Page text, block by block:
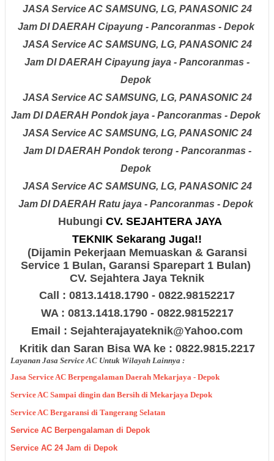
JASA Service AC SAMSUNG, LG, PANASONIC 24
Jam DI DAERAH Cipayung - Pancoranmas - Depok
JASA Service AC SAMSUNG, LG, PANASONIC 24
Jam DI DAERAH Cipayung jaya - Pancoranmas -
Depok
JASA Service AC SAMSUNG, LG, PANASONIC 24
Jam DI DAERAH Pondok jaya - Pancoranmas - Depok
JASA Service AC SAMSUNG, LG, PANASONIC 24
Jam DI DAERAH Pondok terong - Pancoranmas -
Depok
JASA Service AC SAMSUNG, LG, PANASONIC 24
Jam DI DAERAH Ratu jaya - Pancoranmas - Depok
Hubungi CV. SEJAHTERA JAYA
TEKNIK Sekarang Juga!!
(Dijamin Pekerjaan Memuaskan & Garansi
Service 1 Bulan, Garansi Sparepart 1 Bulan)
CV. Sejahtera Jaya Teknik
Call : 0813.1418.1790 - 0822.98152217
WA : 0813.1418.1790 - 0822.98152217
Email : Sejahterajayateknik@Yahoo.com
Kritik dan Saran Bisa WA ke : 0822.9815.2217
Layanan Jasa Service AC Untuk Wilayah Lainnya :
Jasa Service AC Berpengalaman Daerah Mekarjaya - Depok
Service AC Sampai dingin dan Bersih di Mekarjaya Depok
Service AC Bergaransi di Tangerang Selatan
Service AC Berpengalaman di Depok
Service AC 24 Jam di Depok